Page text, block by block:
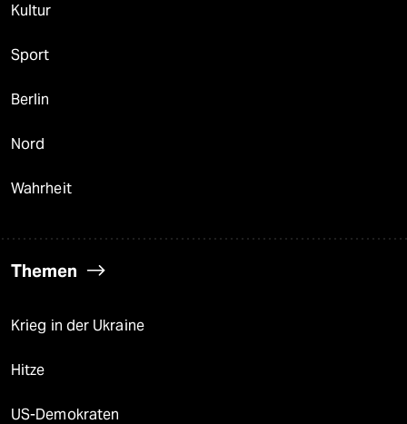
Kultur
Sport
Berlin
Nord
Wahrheit
Themen
Krieg in der Ukraine
Hitze
US-Demokraten